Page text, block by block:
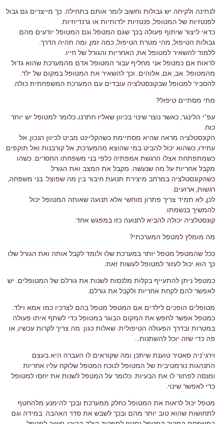
לנתינה ולקיחה יש גבולות וחשוב לומר אותם בתחילה. כך מייצרים גם גבול
לפנטזיות של המטופל, פנטזיות ילדותיות או גרנדיוזיות.
כדאי ליצור שיתוף פעולה בכך שגם המטפל וגם המטופל יודעים מהם
גבולות הטיפול, מהי מטרת הטיפול, כמה זמן, ומה תהיה הדרך.
ללמוד להשאיר למטופל את, האחריות והגורל של חייו.
לראות אם כמטפל אני מחליף עבור המטופל אדם מהמערכת שהוא גדול
מהמטופל. אב, אם, אלוהים. וכך להשאיר את המטופל במקום של ילד.
להסביר למטופל שבקונסטלציה עובדים עם המערכת המשפחתית כולה.
מתי מסתיים טיפול?
עפ”י הלינגר, כאשר נוצר שינוי בכיוון שאליו חתרנו, כלומר למטופל יש יותר
כוח.
הקונסטלציה מראה שהיא מסתיימת כשהקליינט מביט לכיוון הנכון, אל
עתידו, כשהוא יכול להביט במי שהוצא מהמערכת, אל קורבנות ואל תוקפים
כשמתפתחת אצלו הרגשת אמפתיה כלפי בני משפחתו החסרים. כשהו
מקבל אחריות על מה שנעשה. מקבל את המצב ואת הגורל.
כשהקונסטלציה במרחב מיצירת תנועת חיבור בין מה שפוצל. בני משפחה,
רגשות, ארועים.
לכן, לא תמיד צריך פתרון מוחשי אלא תנועה שאותה המטופל יכול
להמשיך בנשמתו.
קונסטלציה יכולה להביא לתנועה כזו במפגש אחד.
מה מומלץ למטפל המערכתי?
ככל שהמטפל מטפל יותר במערכת שלו ולומד לקבל אותה ואת הגורל שלו
כך הוא יכול לעזור למטופל לעשות זאת.
כמטפל ניתן להתעייף בקלות מלנסות לשנות את גורלם של המטופלים. יש
לאפשר להם לקחת אחריות ולקבל את גורלם.
מטופלים הופכים לילדים אם המטפל מטפל בהם לצרכיו כמו אמא וילד.
כמטפל אפשר לחפש את המקום הבוגר במטופל כדי לשתף איתו פעולה
במטרות ובדרך הפעולה הטיפולית. שאלות כגון: מה צריך לקרות עכשיו, או
פה כדי שזה יוכל להשתנות…
וירגי’ניה סאטיר טוענת שיתכן ומה שקוראים לו העברה היא בעצם
התנהגות נורמטיבית של המטופל לנוכח המטפל שלוקח עליו אחריות
ומנסה לפתור לו את הבעיות. כלומר על המטפל לשנות את יחסו למטופל
כדי לאפשר שינוי.
מטפל יכול לראות את המטופל כחלק ממערכת ובכך להימנע מלהחטף
לתחושות שהוא טוב יותר מהם ובכך לשבש את סדר האהבה. במידה וגם